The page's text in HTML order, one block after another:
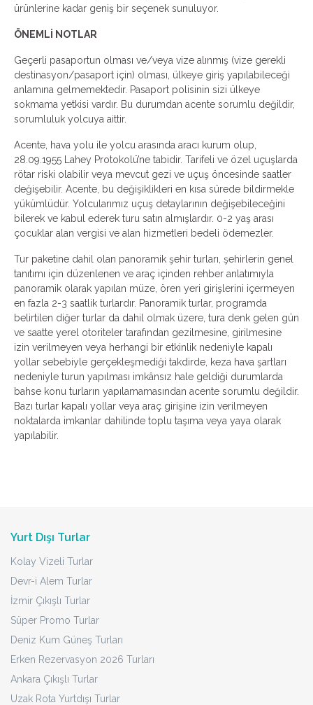
ürünlerine kadar geniş bir seçenek sunuluyor.
ÖNEMLİ NOTLAR
Geçerli pasaportun olması ve/veya vize alınmış (vize gerekli
destinasyon/pasaport için) olması, ülkeye giriş yapılabileceği
anlamına gelmemektedir. Pasaport polisinin sizi ülkeye
sokmama yetkisi vardır. Bu durumdan acente sorumlu değildir,
sorumluluk yolcuya aittir.
Acente, hava yolu ile yolcu arasında aracı kurum olup,
28.09.1955 Lahey Protokolü’ne tabidir. Tarifeli ve özel uçuşlarda
rötar riski olabilir veya mevcut gezi ve uçuş öncesinde saatler
değişebilir. Acente, bu değişiklikleri en kısa sürede bildirmekle
yükümlüdür. Yolcularımız uçuş detaylarının değişebileceğini
bilerek ve kabul ederek turu satın almışlardır. 0-2 yaş arası
çocuklar alan vergisi ve alan hizmetleri bedeli ödemezler.
Tur paketine dahil olan panoramik şehir turları, şehirlerin genel
tanıtımı için düzenlenen ve araç içinden rehber anlatımıyla
panoramik olarak yapılan müze, ören yeri girişlerini içermeyen
en fazla 2-3 saatlik turlardır. Panoramik turlar, programda
belirtilen diğer turlar da dahil olmak üzere, tura denk gelen gün
ve saatte yerel otoriteler tarafından gezilmesine, girilmesine
izin verilmeyen veya herhangi bir etkinlik nedeniyle kapalı
yollar sebebiyle gerçekleşmediği takdirde, keza hava şartları
nedeniyle turun yapılması imkânsız hale geldiği durumlarda
bahse konu turların yapılamamasından acente sorumlu değildir.
Bazı turlar kapalı yollar veya araç girişine izin verilmeyen
noktalarda imkanlar dahilinde toplu taşıma veya yaya olarak
yapılabilir.
Yurt Dışı Turlar
Kolay Vizeli Turlar
Devr-i Alem Turlar
İzmir Çıkışlı Turlar
Süper Promo Turlar
Deniz Kum Güneş Turları
Erken Rezervasyon 2026 Turları
Ankara Çıkışlı Turlar
Uzak Rota Yurtdışı Turlar